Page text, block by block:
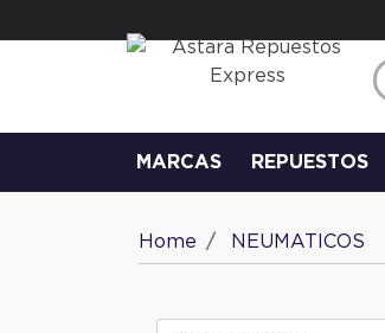
MARCAS REPUESTOS
Home NEUMATICOS